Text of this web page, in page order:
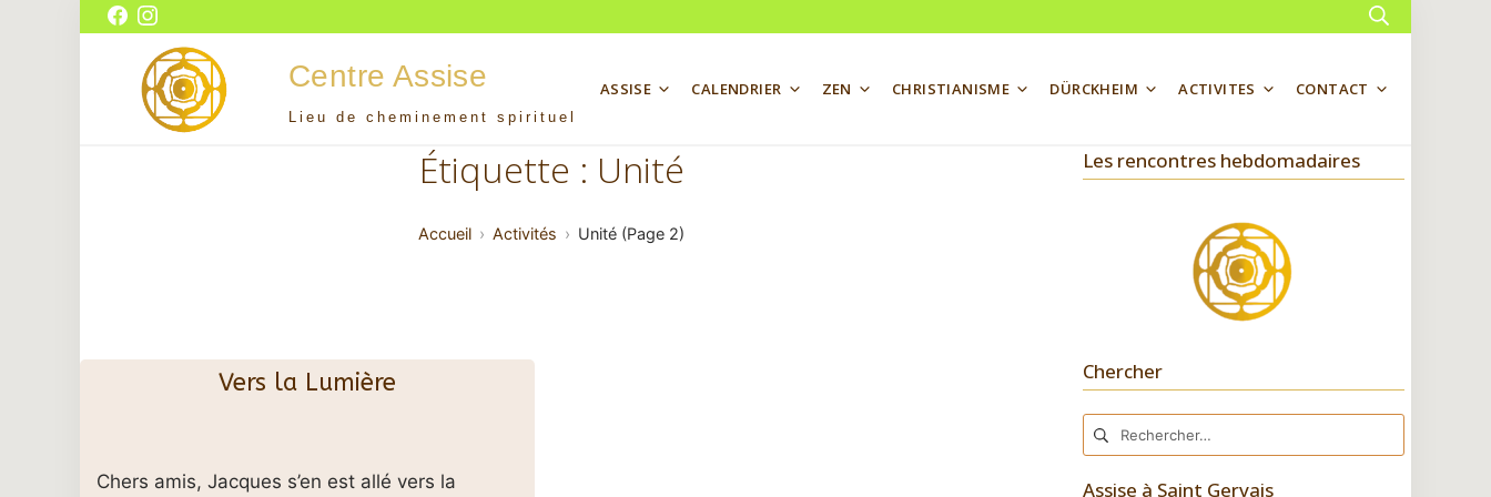
FacebookInstagram
Centre Assise
Lieu de cheminement spirituel
ASSISE CALENDRIER ZEN CHRISTIANISME DÜRCKHEIM ACTIVITES CONTACT
Étiquette : Unité
Accueil Activités Unité (Page 2)
Vers la Lumière
Chers amis, Jacques s’en est allé vers la
Les rencontres hebdomadaires
Chercher
Assise à Saint Gervais